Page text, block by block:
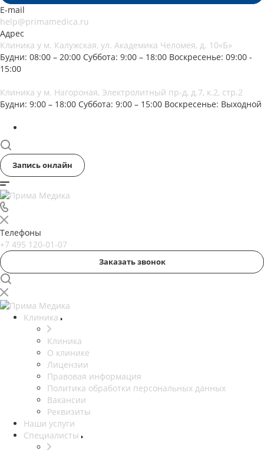
E-mail
help@primamedica.ru
Адрес
Клиника у м. Калужская, ул. Академика Челомея, д. 10«Б»
Будни: 08:00 – 20:00 Суббота: 9:00 – 18:00 Воскресенье: 09:00 -
15:00
Клиника у м. Нагороная, Электролитный пр-д, д.7, к.2, стр.2
Будни: 9:00 – 18:00 Суббота: 9:00 – 15:00 Воскресенье: Выходной
Запись онлайн
Телефоны
+7 495 120-01-07
Заказать звонок
Клиника
Клиника
О клинике
Лицензии
Правовая информация
Политика обработки персональных данных
Вакансии
Реквизиты
Наши услуги
Специалисты